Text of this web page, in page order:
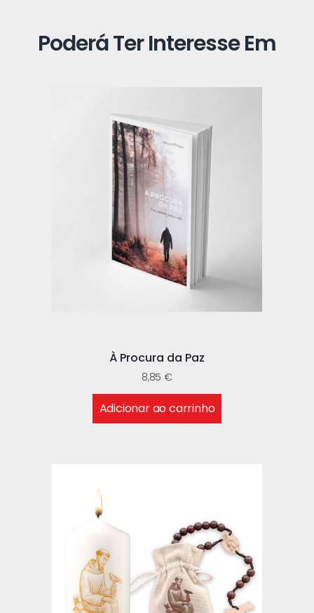
Poderá Ter Interesse Em
À Procura da Paz
8,85€
Adicionar ao carrinho